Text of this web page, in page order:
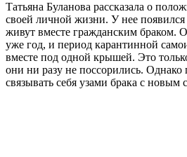
Татьяна Буланова рассказала о
своей личной жизни. У нее
живут вместе гражданским браком.
уже год, и период карантинной
вместе под одной крышей. Это
они ни разу не поссорились.
связывать себя узами брака с новым